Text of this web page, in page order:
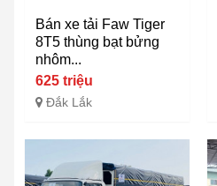
Bán xe tải Faw Tiger
8T5 thùng bạt bửng
nhôm...
625 triệu
Đắk Lắk